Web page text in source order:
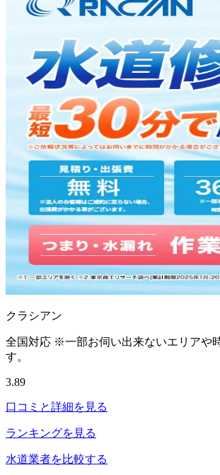
クラシアン
全国対応 ※一部お伺い出来ないエリアや
す。
3.89
口コミと詳細を見る
ランキングを見る
水道業者を比較する